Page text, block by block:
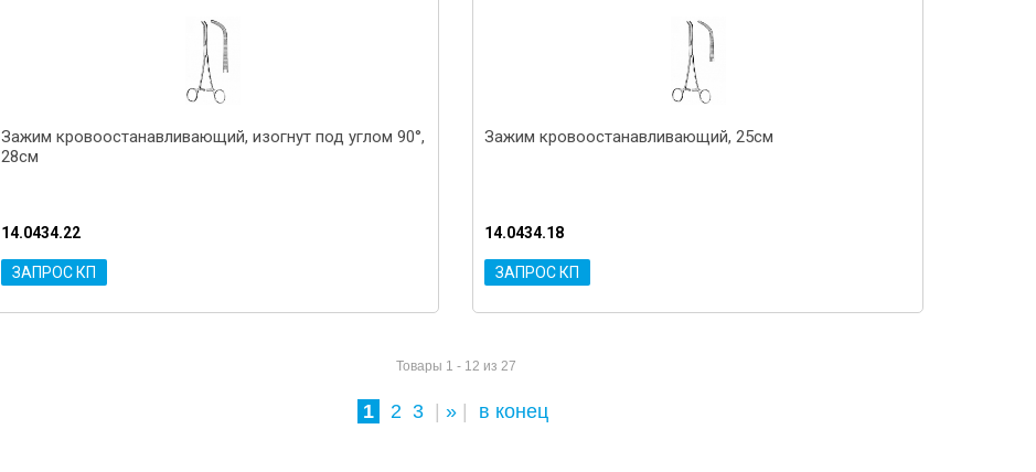
Зажим кровоостанавливающий, изогнут под углом 90°,
28см
14.0434.22
ЗАПРОС КП
Зажим кровоостанавливающий, 25см
14.0434.18
ЗАПРОС КП
Товары 1 - 12 из 27
1 2 3 |» | в конец